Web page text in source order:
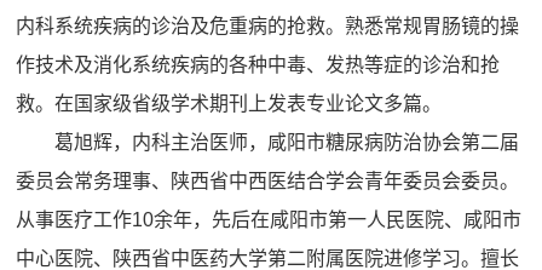
内科系统疾病的诊治及危重病的抢救。熟悉常规胃肠镜的操
作技术及消化系统疾病的各种中毒、发热等症的诊治和抢
救。在国家级省级学术期刊上发表专业论文多篇。
葛旭辉，内科主治医师，咸阳市糖尿病防治协会第二届
委员会常务理事、陕西省中西医结合学会青年委员会委员。
从事医疗工作10余年，先后在咸阳市第一人民医院、咸阳市
中心医院、陕西省中医药大学第二附属医院进修学习。擅长